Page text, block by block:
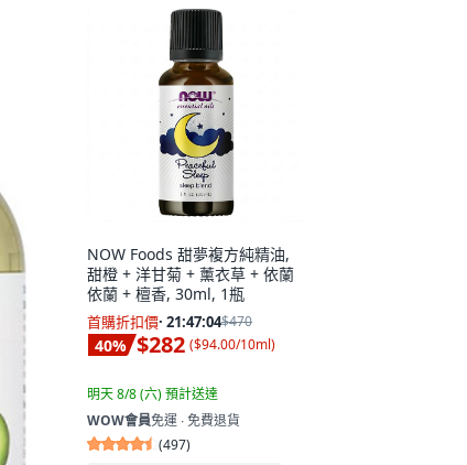
NOW Foods 甜夢複方純精油,
甜橙 + 洋甘菊 + 薰衣草 + 依蘭
依蘭 + 檀香, 30ml, 1瓶
首購折扣價· 21:47:02$470
40% $282 ($94.00/10ml)
明天 8/8 (六)預計送達
WOW會員免運 ∙ 免費退貨
(497)